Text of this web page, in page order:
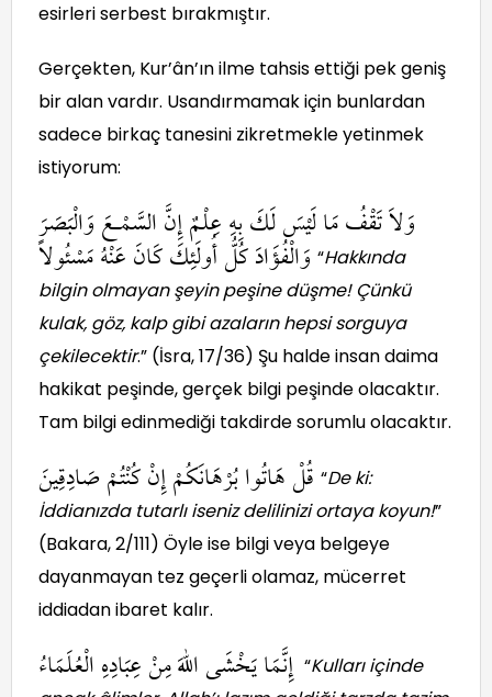
esirleri serbest bırakmıştır.
Gerçekten, Kur’ân’ın ilme tahsis ettiği pek geniş
bir alan vardır. Usandırmamak için bunlardan
sadece birkaç tanesini zikretmekle yetinmek
istiyorum:
وَلاَ تَقْفُ مَا لَيْسَ لَكَ بِهِ عِلْمٌ إِنَّ السَّمْعَ وَالْبَصَرَ
“Hakkında
bilgin olmayan şeyin peşine düşme! Çünkü
kulak, göz, kalp gibi azaların hepsi sorguya
çekilecektir.” (İsra, 17/36) Şu halde insan daima
hakikat peşinde, gerçek bilgi peşinde olacaktır.
Tam bilgi edinmediği takdirde sorumlu olacaktır.
“De ki:
İddianızda tutarlı iseniz delilinizi ortaya koyun!”
(Bakara, 2/111) Öyle ise bilgi veya belgeye
dayanmayan tez geçerli olamaz, mücerret
iddiadan ibaret kalır.
“Kulları içinde